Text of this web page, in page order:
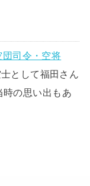
司令・空将
士として福田さん
時の思い出もあ